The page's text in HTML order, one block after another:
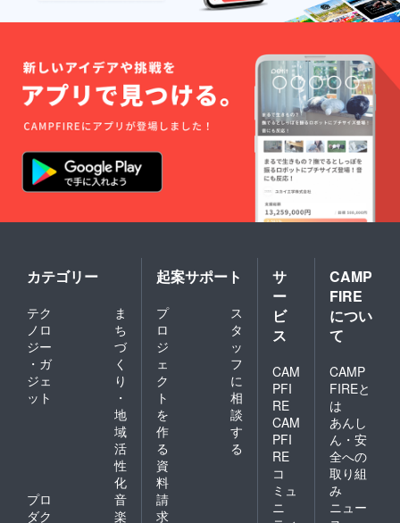
カテゴリー
テク
ノロ
ジー
・ガ
ジェ
ット
ま
ち
づ
く
り
・
地
域
活
性
化
プロ
ダク
音
楽
起案サポート
プ
ロ
ジ
ェ
ク
ト
を
作
る
ス
タ
ッ
フ
に
相
談
す
る
資
料
請
求
サ
ー
ビ
ス
CAM
PFI
RE
CAM
PFI
RE
コ
ミュ
ニ
CAMP
FIRE
につい
て
CAMP
FIREと
は
あんし
ん・安
全への
取り組
み
ニュー